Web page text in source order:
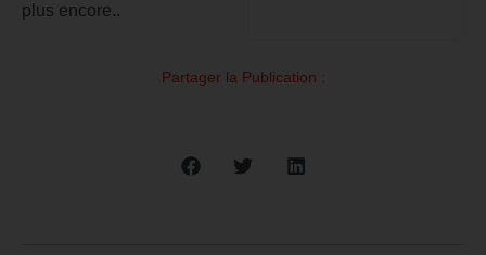
plus encore..
Partager la Publication :